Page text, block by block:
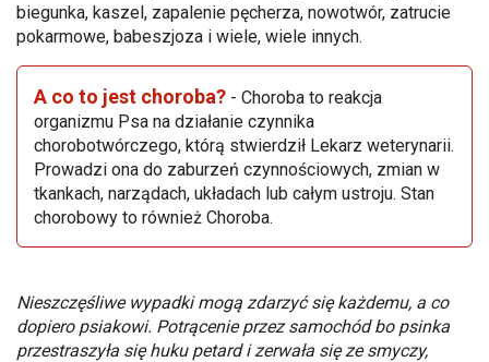
biegunka, kaszel, zapalenie pęcherza, nowotwór, zatrucie
pokarmowe, babeszjoza i wiele, wiele innych.
A co to jest choroba? - Choroba to reakcja
organizmu Psa na działanie czynnika
chorobotwórczego, którą stwierdził Lekarz weterynarii.
Prowadzi ona do zaburzeń czynnościowych, zmian w
tkankach, narządach, układach lub całym ustroju. Stan
chorobowy to również Choroba.
Nieszczęśliwe wypadki mogą zdarzyć się każdemu, a co
dopiero psiakowi. Potrącenie przez samochód bo psinka
przestraszyła się huku petard i zerwała się ze smyczy,